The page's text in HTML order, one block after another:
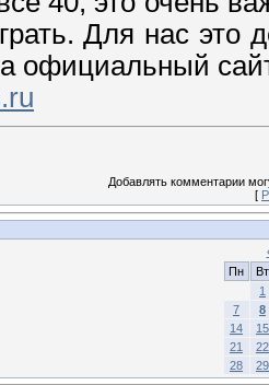
Для нас это
официальный
Добавлять комментарии
[
Пн
Вт
1
7
8
14
15
21
22
28
29